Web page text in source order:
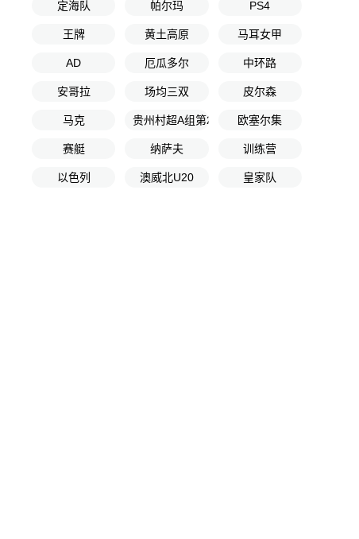
定海队 帕尔玛 PS4
王牌 黄土高原 马耳女甲
AD 厄瓜多尔 中环路
安哥拉 场均三双 皮尔森
马克 贵州村超A组第2轮 欧塞尔集
赛艇 纳萨夫 训练营
以色列 澳威北U20 皇家队